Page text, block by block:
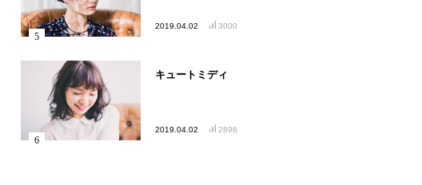
2019.04.02 3000
キュートミディ
2019.04.02 2896